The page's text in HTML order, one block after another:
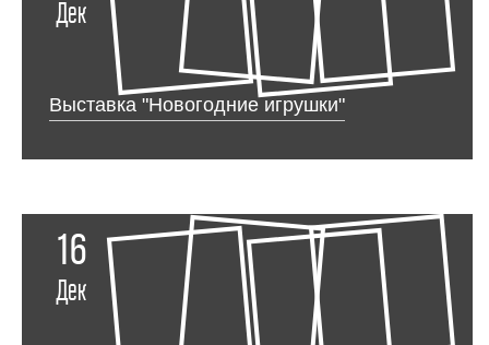
Дек
Выставка "Новогодние игрушки"
16
Дек